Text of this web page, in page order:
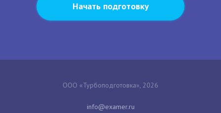
Начать подготовку
ООО «Турбоподготовка», 2026